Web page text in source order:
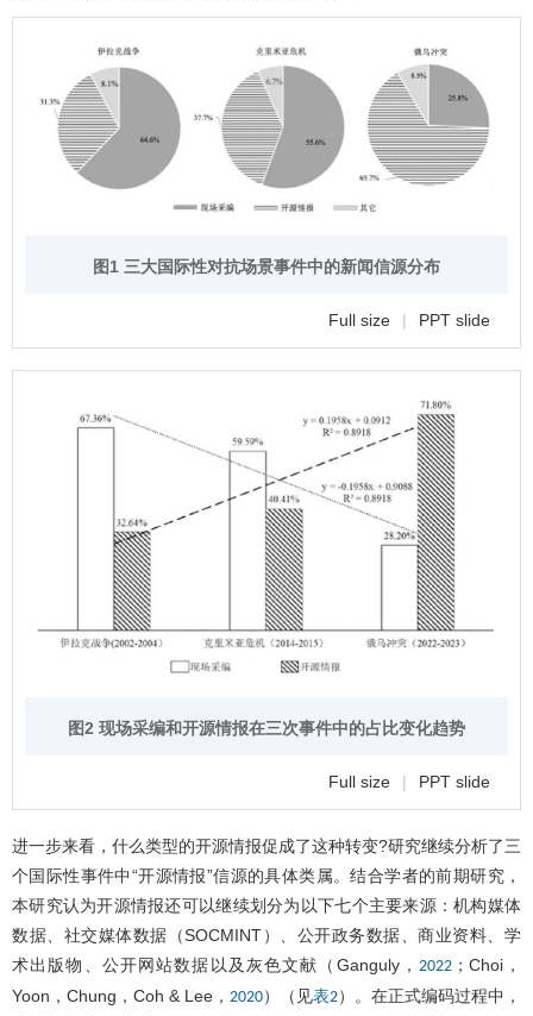
图1 三大国际性对抗场景事件中的新闻信源分布
Full size | PPT slide
图2 现场采编和开源情报在三次事件中的占比变化趋势
Full size | PPT slide
进一步来看，什么类型的开源情报促成了这种转变?研究继续分析了三
个国际性事件中“开源情报”信源的具体类属。结合学者的前期研究，
本研究认为开源情报还可以继续划分为以下七个主要来源：机构媒体
数据、社交媒体数据（SOCMINT）、公开政务数据、商业资料、学
术出版物、公开网站数据以及灰色文献（Ganguly， 2022；Choi，
Yoon，Chung，Coh & Lee， 2020）（见表2）。在正式编码过程中，